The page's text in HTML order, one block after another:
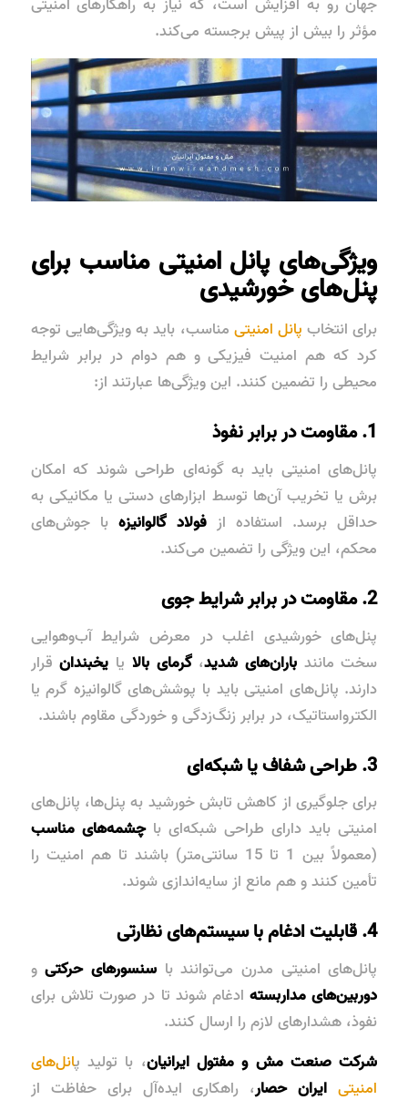
مؤثر را بیش از پیش برجسته می‌کند.
ویژگی‌های پانل امنیتی مناسب برای
پنل‌های خورشیدی
برای انتخاب پانل امنیتی مناسب، باید به ویژگی‌هایی توجه
کرد که هم امنیت فیزیکی و هم دوام در برابر شرایط
محیطی را تضمین کنند. این ویژگی‌ها عبارتند از:
1. مقاومت در برابر نفوذ
پانل‌های امنیتی باید به گونه‌ای طراحی شوند که امکان
برش یا تخریب آن‌ها توسط ابزارهای دستی یا مکانیکی به
حداقل برسد. استفاده ازفولاد گالوانیزه با جوش‌های
محکم، این ویژگی را تضمین می‌کند.
2. مقاومت در برابر شرایط جوی
پنل‌های خورشیدی اغلب در معرض شرایط آب‌وهوایی
سخت مانند باران‌های شدید،گرمای بالا یا یخبندانقرار
دارند. پانل‌های امنیتی باید با پوشش‌هایگالوانیزه گرمیا
الکترواستاتیک، در برابر زنگ‌زدگی و خوردگی مقاوم باشند.
3. طراحی شفاف یا شبکه‌ای
برای جلوگیری از کاهش تابش خورشید به پنل‌ها، پانل‌های
امنیتی باید دارای طراحی شبکه‌ای باچشمه‌های مناسب
(معمولاً بین 1 تا 15 سانتی‌متر) باشند تا هم امنیت را
تأمین کنند و هم مانع از سایه‌اندازی شوند.
4. قابلیت ادغام با سیستم‌های نظارتی
پانل‌های امنیتی مدرن می‌توانند باسنسورهای حرکتیو
دوربین‌های مداربستهادغام شوند تا در صورت تلاش برای
نفوذ، هشدارهای لازم را ارسال کنند.
شرکت صنعت مش و مفتول ایرانیان، با تولید پانل‌های
امنیتی ایران حصار، راهکاری ایده‌آل برای حفاظت از